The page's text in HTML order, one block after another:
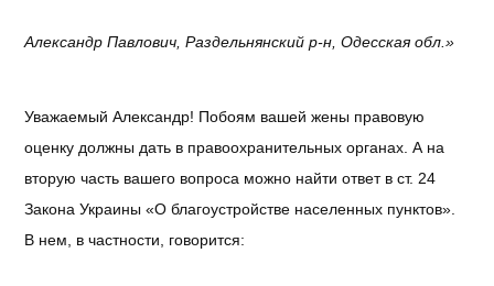
Александр Павлович, Раздельнянский р-н, Одесская обл.»
Уважаемый Александр! Побоям вашей жены правовую
оценку должны дать в правоохранительных органах. А на
вторую часть вашего вопроса можно найти ответ в ст. 24
Закона Украины «О благоустройстве населенных пунктов».
В нем, в частности, говорится: